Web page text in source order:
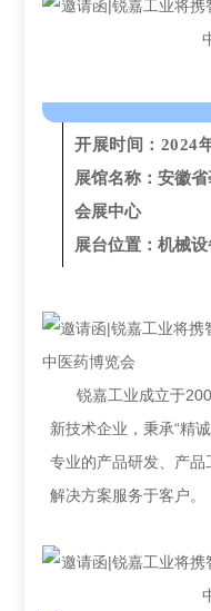
开展时间：2024
展馆名称：安徽
会展中心
展台位置：机械设
锐嘉工业成立于
新技术企业，秉承“精
专业的产品研发、产
解决方案服务于客户。